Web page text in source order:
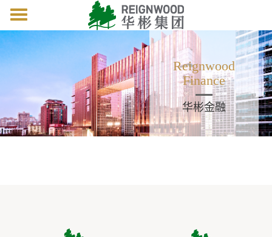
Toggle
navigation
Reignwood
Finance
华彬金融